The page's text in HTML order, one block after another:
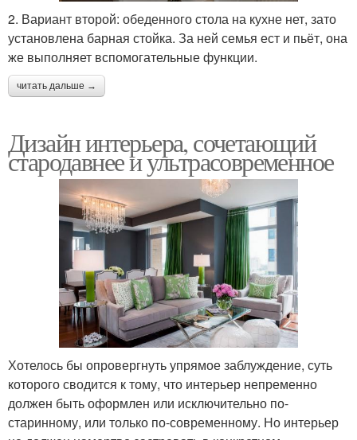
2. Вариант второй: обеденного стола на кухне нет, зато
установлена барная стойка. За ней семья ест и пьёт, она
же выполняет вспомогательные функции.
читать дальше →
Дизайн интерьера, сочетающий
стародавнее и ультрасовременное
Хотелось бы опровергнуть упрямое заблуждение, суть
которого сводится к тому, что интерьер непременно
должен быть оформлен или исключительно по-
старинному, или только по-современному. Но интерьер